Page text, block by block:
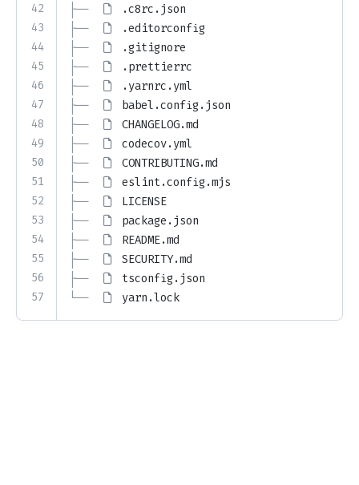
42
43
44
45
46
47
48
49
50
51
52
53
54
55
56
57
├──
.c8rc.json
├──
.editorconfig
├──
.gitignore
├──
.prettierrc
├──
.yarnrc.yml
├──
babel.config.json
├──
CHANGELOG.md
├──
codecov.yml
├──
CONTRIBUTING.md
├──
eslint.config.mjs
├──
LICENSE
├──
package.json
├──
README.md
├──
SECURITY.md
├──
tsconfig.json
└──
yarn.lock